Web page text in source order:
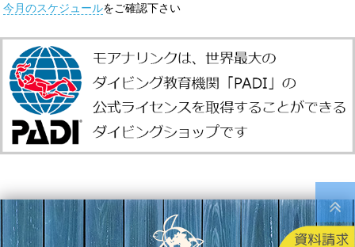
今月のスケジュールをご確認下さい